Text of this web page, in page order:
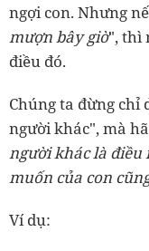
ngợi con. Nhưng
mượn bây giờ", thì
điều đó.
Chúng ta đừng
người khác", mà
người khác là điều
muốn của con
Ví dụ: